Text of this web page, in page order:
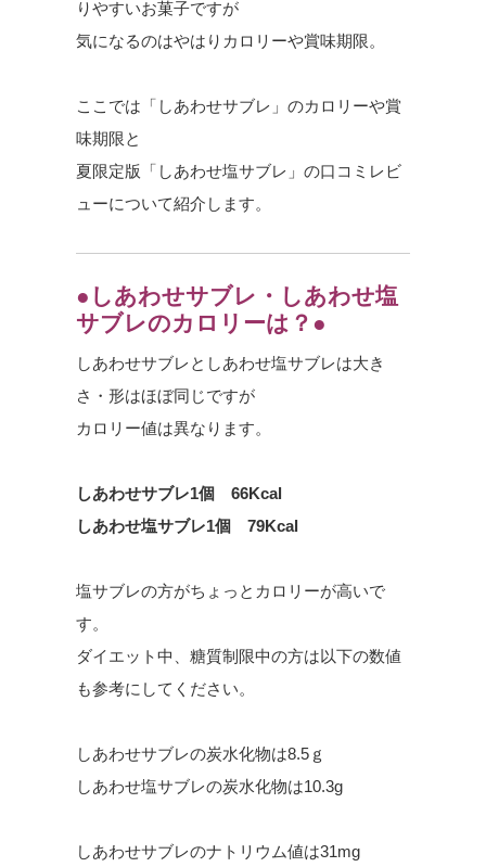
りやすいお菓子ですが
気になるのはやはりカロリーや賞味期限。
ここでは「しあわせサブレ」のカロリーや賞
味期限と
夏限定版「しあわせ塩サブレ」の口コミレビ
ューについて紹介します。
●しあわせサブレ・しあわせ塩
サブレのカロリーは？●
しあわせサブレとしあわせ塩サブレは大き
さ・形はほぼ同じですが
カロリー値は異なります。
しあわせサブレ1個 66Kcal
しあわせ塩サブレ1個 79Kcal
塩サブレの方がちょっとカロリーが高いで
す。
ダイエット中、糖質制限中の方は以下の数値
も参考にしてください。
しあわせサブレの炭水化物は8.5ｇ
しあわせ塩サブレの炭水化物は10.3g
しあわせサブレのナトリウム値は31mg